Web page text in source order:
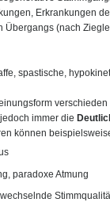
Erkrankungen
Übergangs (nach
spastische,
immer die
können
paradoxe Atmung